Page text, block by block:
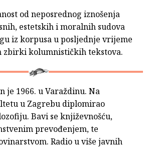
od neposrednog iznošenja
estetskih i moralnih sudova
iz korpusa u posljednje vrijeme
kolumnističkih tekstova.
je 1966. u Varaždinu. Na
u Zagrebu diplomirao
Bavi se književnošću,
prevođenjem, te
Radio u više javnih